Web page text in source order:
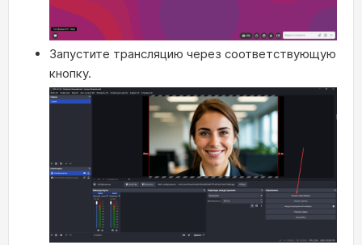
Запустите трансляцию через соответствующую
кнопку.